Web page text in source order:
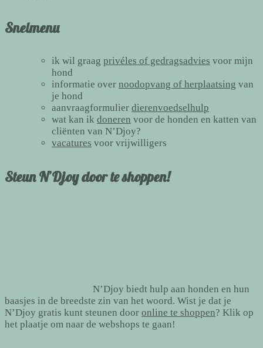
Snelmenu
ik wil graag privéles of gedragsadvies voor mijn
hond
informatie over noodopvang of herplaatsing van
je hond
aanvraagformulier dierenvoedselhulp
wat kan ik doneren voor de honden en katten van
cliënten van N’Djoy?
vacatures voor vrijwilligers
Steun N’Djoy door te shoppen!
N’Djoy biedt hulp aan honden en hun
baasjes in de breedste zin van het woord. Wist je dat je
N’Djoy gratis kunt steunen door online te shoppen? Klik op
het plaatje om naar de webshops te gaan!